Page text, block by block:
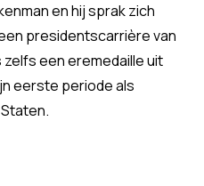
en hij sprak zich
presidentscarrière van
zelfs een eremedaille uit
eerste periode als